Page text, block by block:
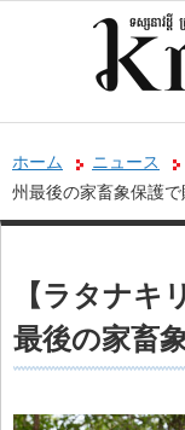
ホーム ニュース
州最後の家畜象保護
【ラタナキ
最後の家畜